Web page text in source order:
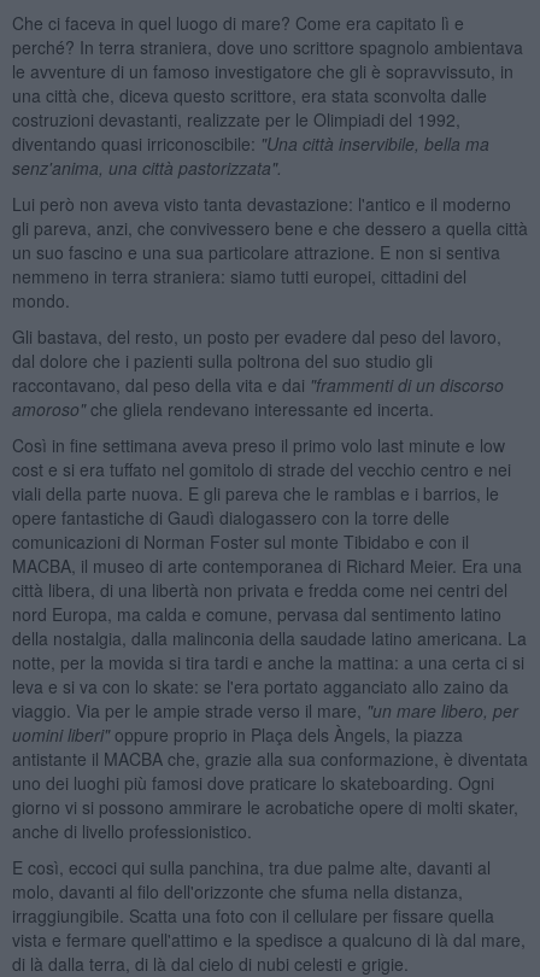
Che ci faceva in quel luogo di mare? Come era capitato lì e
perché? In terra straniera, dove uno scrittore spagnolo ambientava
le avventure di un famoso investigatore che gli è sopravvissuto, in
una città che, diceva questo scrittore, era stata sconvolta dalle
costruzioni devastanti, realizzate per le Olimpiadi del 1992,
diventando quasi irriconoscibile: "Una città inservibile, bella ma
senz'anima, una città pastorizzata".
Lui però non aveva visto tanta devastazione: l'antico e il moderno
gli pareva, anzi, che convivessero bene e che dessero a quella città
un suo fascino e una sua particolare attrazione. E non si sentiva
nemmeno in terra straniera: siamo tutti europei, cittadini del
mondo.
Gli bastava, del resto, un posto per evadere dal peso del lavoro,
dal dolore che i pazienti sulla poltrona del suo studio gli
raccontavano, dal peso della vita e dai "frammenti di un discorso
amoroso"che gliela rendevano interessante ed incerta.
Così in fine settimana aveva preso il primo volo last minute e low
cost e si era tuffato nel gomitolo di strade del vecchio centro e nei
viali della parte nuova. E gli pareva che le ramblas e i barrios, le
opere fantastiche di Gaudì dialogassero con la torre delle
comunicazioni di Norman Foster sul monte Tibidabo e con il
MACBA, il museo di arte contemporanea di Richard Meier. Era una
città libera, di una libertà non privata e fredda come nei centri del
nord Europa, ma calda e comune, pervasa dal sentimento latino
della nostalgia, dalla malinconia della saudade latino americana. La
notte, per la movida si tira tardi e anche la mattina: a una certa ci si
leva e si va con lo skate: se l'era portato agganciato allo zaino da
viaggio. Via per le ampie strade verso il mare, "un mare libero, per
uomini liberi" oppure proprio in Plaça dels Àngels, la piazza
antistante il MACBA che, grazie alla sua conformazione, è diventata
uno dei luoghi più famosi dove praticare lo skateboarding. Ogni
giorno vi si possono ammirare le acrobatiche opere di molti skater,
anche di livello professionistico.
E così, eccoci qui sulla panchina, tra due palme alte, davanti al
molo, davanti al filo dell'orizzonte che sfuma nella distanza,
irraggiungibile. Scatta una foto con il cellulare per fissare quella
vista e fermare quell'attimo e la spedisce a qualcuno di là dal mare,
di là dalla terra, di là dal cielo di nubi celesti e grigie.